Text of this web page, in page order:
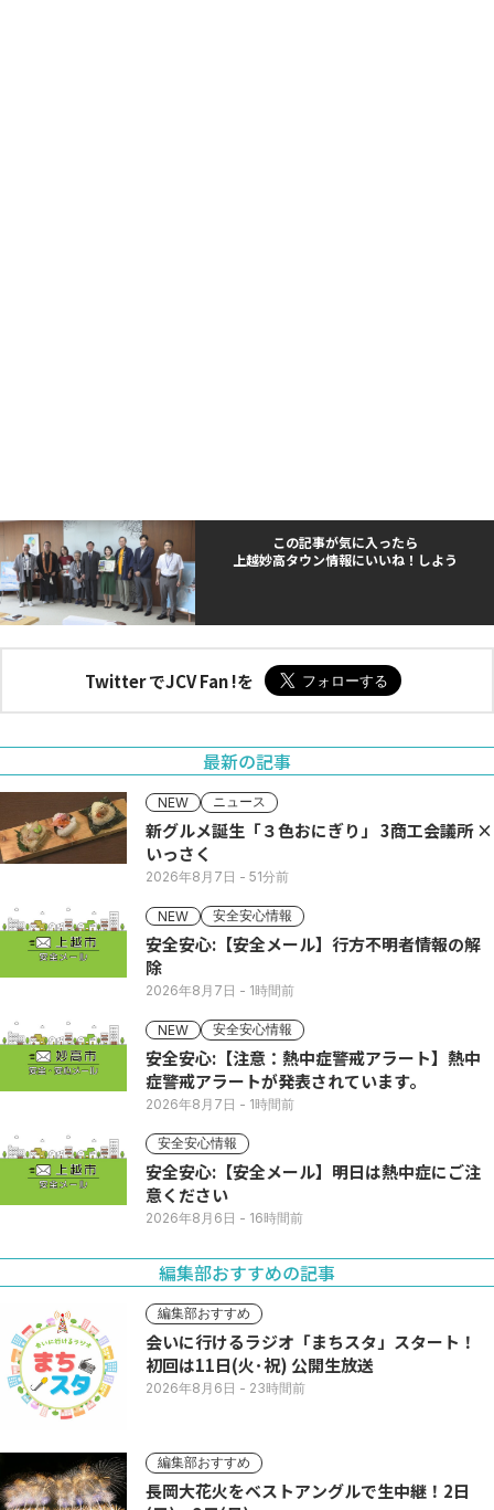
この記事が気に入ったら
上越妙高タウン情報にいいね！しよう
Twitter でJCV Fan !を
最新の記事
NEW ニュース
新グルメ誕生「３色おにぎり」 3商工会議所 ×
いっさく
2026年8月7日 - 51分前
NEW 安全安心情報
安全安心:【安全メール】行方不明者情報の解
除
2026年8月7日 - 1時間前
NEW 安全安心情報
安全安心:【注意：熱中症警戒アラート】熱中
症警戒アラートが発表されています。
2026年8月7日 - 1時間前
安全安心情報
安全安心:【安全メール】明日は熱中症にご注
意ください
2026年8月6日 - 16時間前
編集部おすすめの記事
編集部おすすめ
会いに行けるラジオ「まちスタ」スタート！
初回は11日(火･祝) 公開生放送
2026年8月6日 - 23時間前
編集部おすすめ
長岡大花火をベストアングルで生中継！2日